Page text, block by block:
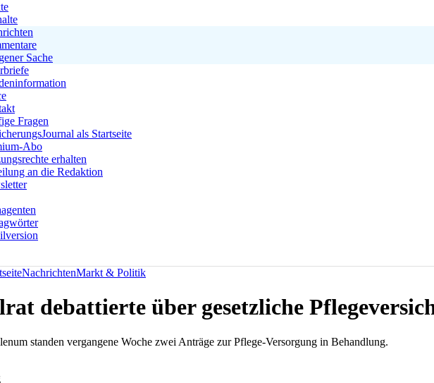
Sache
Fragen
als Startseite
Abo
erhalten
an die Redaktion
NachrichtenMarkt & Politik
debattierte über gesetzliche
standen vergangene Woche zwei Anträge zur Pflege-Versorgung in Behandlung.